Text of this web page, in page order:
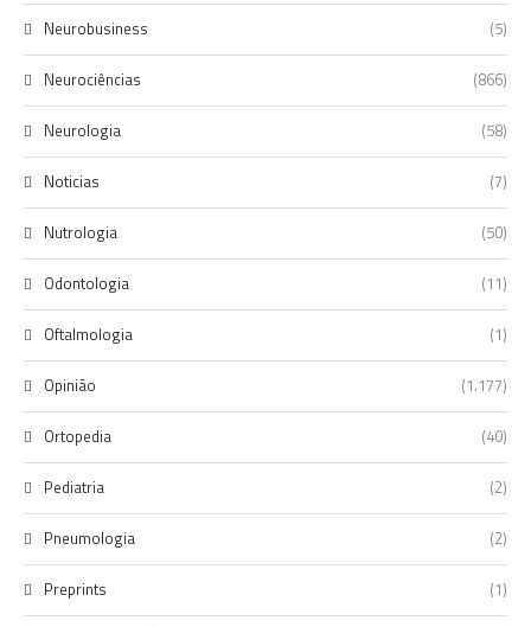
Neurobusiness (5)
Neurociências (866)
Neurologia (58)
Noticias (7)
Nutrologia (50)
Odontologia (11)
Oftalmologia (1)
Opinião (1.177)
Ortopedia (40)
Pediatria (2)
Pneumologia (2)
Preprints (1)